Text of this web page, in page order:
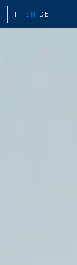
IT EN DE